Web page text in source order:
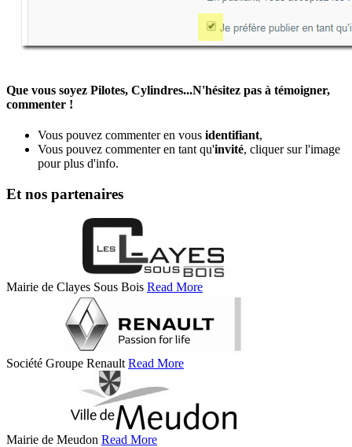
Que vous soyez Pilotes, Cylindres...N'hésitez pas à témoigner,
commenter !
Vous pouvez commenter en vous identifiant,
Vous pouvez commenter en tant qu'invité, cliquer sur l'image
pour plus d'info.
Et nos partenaires
Mairie de Clayes Sous Bois Read More
Société Groupe Renault Read More
Mairie de Meudon Read More